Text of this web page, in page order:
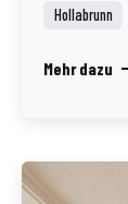
Hollabrunn
Mehr dazu